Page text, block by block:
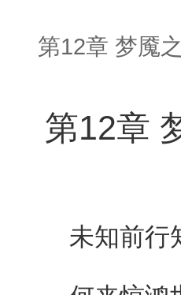
第12章 梦魇
第12章
未知前行